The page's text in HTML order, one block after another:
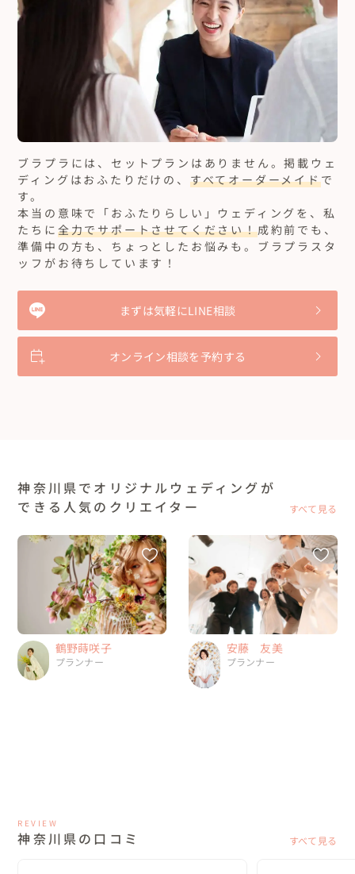
ブラプラには、セットプランはありません。掲載ウェ
ディングはおふたりだけの、 すべてオーダーメイドで
す。
本当の意味で「おふたりらしい」ウェディングを、私
たちに 全力でサポートさせてください！成約前でも、
準備中の方も、ちょっとしたお悩みも。ブラプラスタ
ッフがお待ちしています！
まずは気軽にLINE相談
オンライン相談を予約する
神奈川県でオリジナルウェディングが
できる人気のクリエイター
すべて見る
鶴野蒔咲子
プランナー
安藤 友美
プランナー
REVIEW
神奈川県の口コミ すべて見る